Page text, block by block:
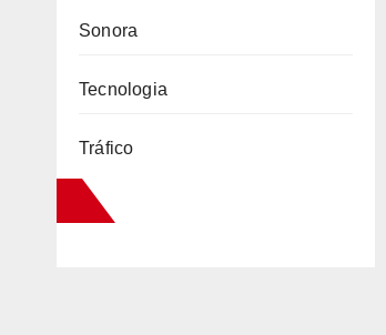
Sonora
Tecnologia
Tráfico